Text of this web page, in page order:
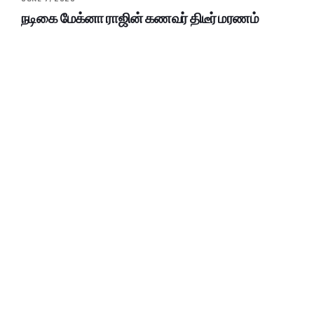
நடிகை மேக்னா ராஜின் கணவர் திடீர் மரணம்